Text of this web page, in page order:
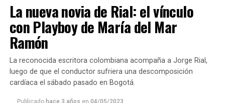
La nueva novia de Rial: el vínculo
con Playboy de María del Mar
Ramón
La reconocida escritora colombiana acompaña a Jorge Rial,
luego de que el conductor sufriera una descomposición
cardíaca el sábado pasado en Bogotá.
Publicado hace 3 años en 04/05/2023